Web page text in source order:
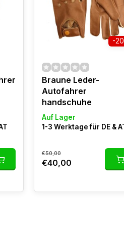
-
Braune Leder-
Autofahrer
handschuhe
Auf Lager
1-3 Werktage für DE &
€50,00
€40,00